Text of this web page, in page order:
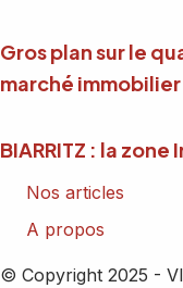
Gros plan sur le
marché immobilier
BIARRITZ : la
Nos articles
A propos
© Copyright 2025 -